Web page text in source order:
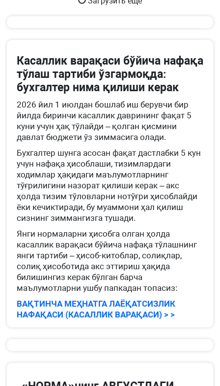
Касаллик варақаси бўйича нафақа
тўлаш тартиби ўзгармоқда:
бухгалтер нима қилиши керак
2026 йил 1 июлдан бошлаб иш берувчи бир
йилда биринчи касаллик даврининг фақат 5
куни учун ҳақ тўлайди – қолган қисмини
давлат бюджети ўз зиммасига олади.
Бухгалтер шунга асосан фақат дастлабки 5 кун
учун нафақа ҳисоблаши, тизимлардаги
ходимлар ҳақидаги маълумотларнинг
тўғрилигини назорат қилиши керак – акс
ҳолда тизим тўловларни нотўғри ҳисоблайди
ёки кечиктиради, бу муаммони ҳал қилиш
сизнинг зиммангизга тушади.
Янги нормаларни ҳисобга олган ҳолда
касаллик варақаси бўйича нафақа тўлашнинг
янги тартиби – ҳисоб-китоблар, солиқлар,
солиқ ҳисоботида акс эттириш ҳақида
билишингиз керак бўлган барча
маълумотларни ушбу папкадан топасиз:
ВАҚТИНЧА МЕҲНАТГА ЛАЁҚАТСИЗЛИК
НАФАҚАСИ (КАСАЛЛИК ВАРАҚАСИ) > >